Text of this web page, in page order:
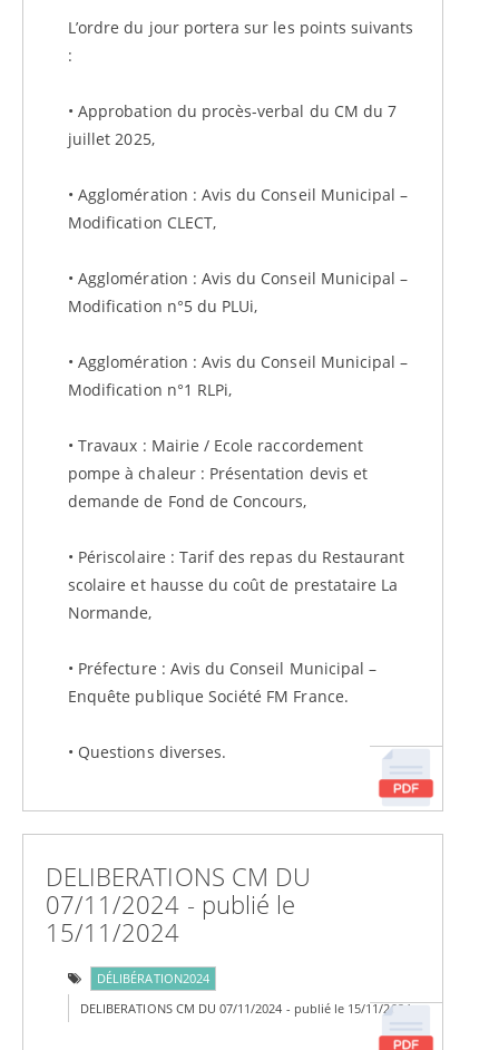
L’ordre du jour portera sur les points suivants
:
• Approbation du procès-verbal du CM du 7
juillet 2025,
• Agglomération : Avis du Conseil Municipal –
Modification CLECT,
• Agglomération : Avis du Conseil Municipal –
Modification n°5 du PLUi,
• Agglomération : Avis du Conseil Municipal –
Modification n°1 RLPi,
• Travaux : Mairie / Ecole raccordement
pompe à chaleur : Présentation devis et
demande de Fond de Concours,
• Périscolaire : Tarif des repas du Restaurant
scolaire et hausse du coût de prestataire La
Normande,
• Préfecture : Avis du Conseil Municipal –
Enquête publique Société FM France.
• Questions diverses.
DELIBERATIONS CM DU
07/11/2024 - publié le
15/11/2024
DÉLIBÉRATION2024
DELIBERATIONS CM DU 07/11/2024 - publié le 15/11/2024